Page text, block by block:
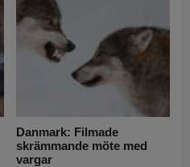
Danmark: Filmade
skrämmande möte med
vargar